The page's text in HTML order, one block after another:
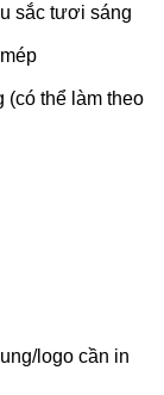
sắc tươi sáng
(có thể làm theo
logo cần in